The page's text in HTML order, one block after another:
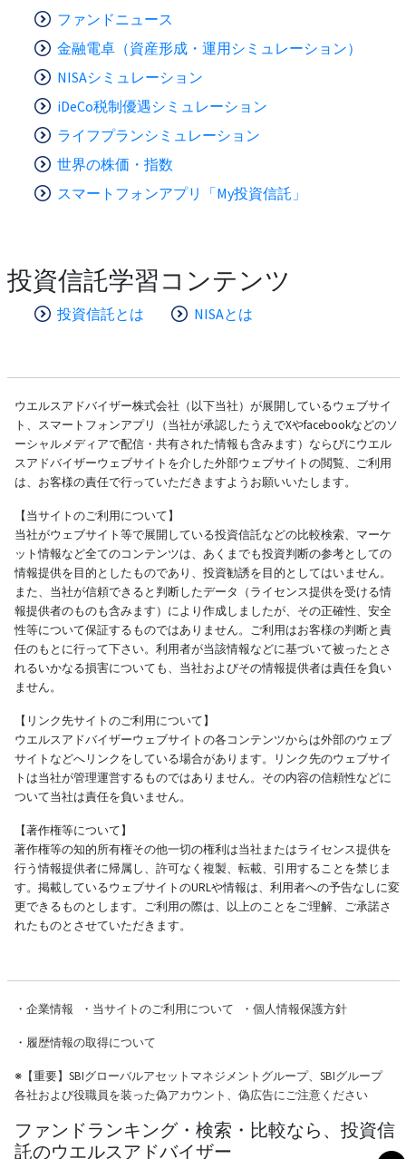
ファンドニュース
金融電卓（資産形成・運用シミュレーション）
NISAシミュレーション
iDeCo税制優遇シミュレーション
ライフプランシミュレーション
世界の株価・指数
スマートフォンアプリ「My投資信託」
投資信託学習コンテンツ
投資信託とは NISAとは
ウエルスアドバイザー株式会社（以下当社）が展開しているウェブサイ
ト、スマートフォンアプリ（当社が承認したうえでXやfacebookなどのソ
ーシャルメディアで配信・共有された情報も含みます）ならびにウエル
スアドバイザーウェブサイトを介した外部ウェブサイトの閲覧、ご利用
は、お客様の責任で行っていただきますようお願いいたします。
【当サイトのご利用について】
当社がウェブサイト等で展開している投資信託などの比較検索、マーケ
ット情報など全てのコンテンツは、あくまでも投資判断の参考としての
情報提供を目的としたものであり、投資勧誘を目的としてはいません。
また、当社が信頼できると判断したデータ（ライセンス提供を受ける情
報提供者のものも含みます）により作成しましたが、その正確性、安全
性等について保証するものではありません。ご利用はお客様の判断と責
任のもとに行って下さい。利用者が当該情報などに基づいて被ったとさ
れるいかなる損害についても、当社およびその情報提供者は責任を負い
ません。
【リンク先サイトのご利用について】
ウエルスアドバイザーウェブサイトの各コンテンツからは外部のウェブ
サイトなどへリンクをしている場合があります。リンク先のウェブサイ
トは当社が管理運営するものではありません。その内容の信頼性などに
ついて当社は責任を負いません。
【著作権等について】
著作権等の知的所有権その他一切の権利は当社またはライセンス提供を
行う情報提供者に帰属し、許可なく複製、転載、引用することを禁じま
す。掲載しているウェブサイトのURLや情報は、利用者への予告なしに変
更できるものとします。ご利用の際は、以上のことをご理解、ご承諾さ
れたものとさせていただきます。
・ 企業情報 ・ 当サイトのご利用について ・ 個人情報保護方針
・ 履歴情報の取得について
※【重要】SBIグローバルアセットマネジメントグループ、SBIグループ
各社および役職員を装った偽アカウント、偽広告にご注意ください
ファンドランキング・検索・比較なら、投資信
託のウエルスアドバイザー